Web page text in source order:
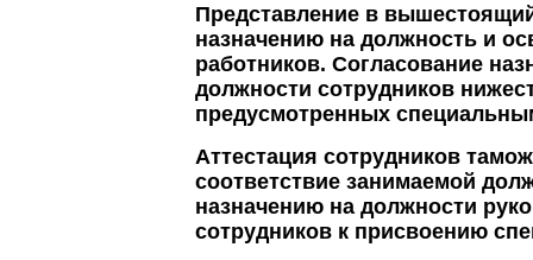
Представление в
назначению на должность и
работников. Согласование
должности сотрудников
предусмотренных
Аттестация сотрудников
соответствие занимаемой
назначению на должности
сотрудников к присвоению